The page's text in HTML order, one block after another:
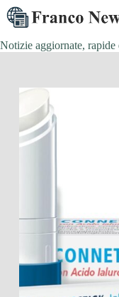
Salta
al
contenuto
Notizie aggiornate,